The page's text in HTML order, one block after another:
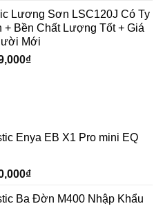
Lương Sơn LSC120J Có Ty
+ Bền Chất Lượng Tốt + Giá
Mới
₫
Enya EB X1 Pro mini EQ
₫
Ba Đờn M400 Nhập Khẩu